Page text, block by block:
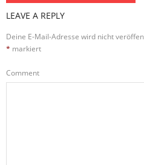
LEAVE A REPLY
Deine E-Mail-Adresse wird nicht
* markiert
Comment